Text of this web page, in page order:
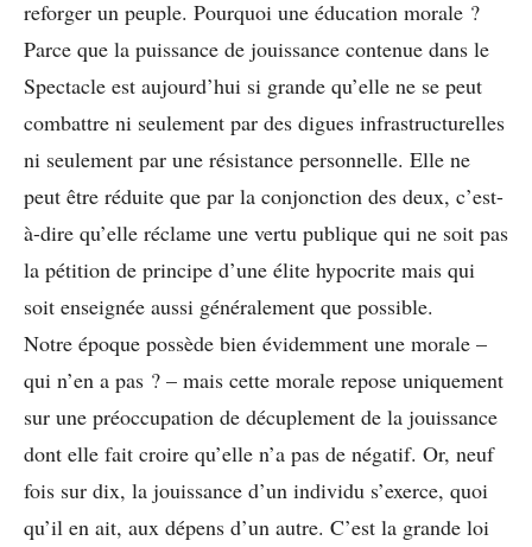
reforger un peuple. Pourquoi une éducation morale ?
Parce que la puissance de jouissance contenue dans le
Spectacle est aujourd’hui si grande qu’elle ne se peut
combattre ni seulement par des digues infrastructurelles
ni seulement par une résistance personnelle. Elle ne
peut être réduite que par la conjonction des deux, c’est-
à-dire qu’elle réclame une vertu publique qui ne soit pas
la pétition de principe d’une élite hypocrite mais qui
soit enseignée aussi généralement que possible.
Notre époque possède bien évidemment une morale –
qui n’en a pas ? – mais cette morale repose uniquement
sur une préoccupation de décuplement de la jouissance
dont elle fait croire qu’elle n’a pas de négatif. Or, neuf
fois sur dix, la jouissance d’un individu s’exerce, quoi
qu’il en ait, aux dépens d’un autre. C’est la grande loi